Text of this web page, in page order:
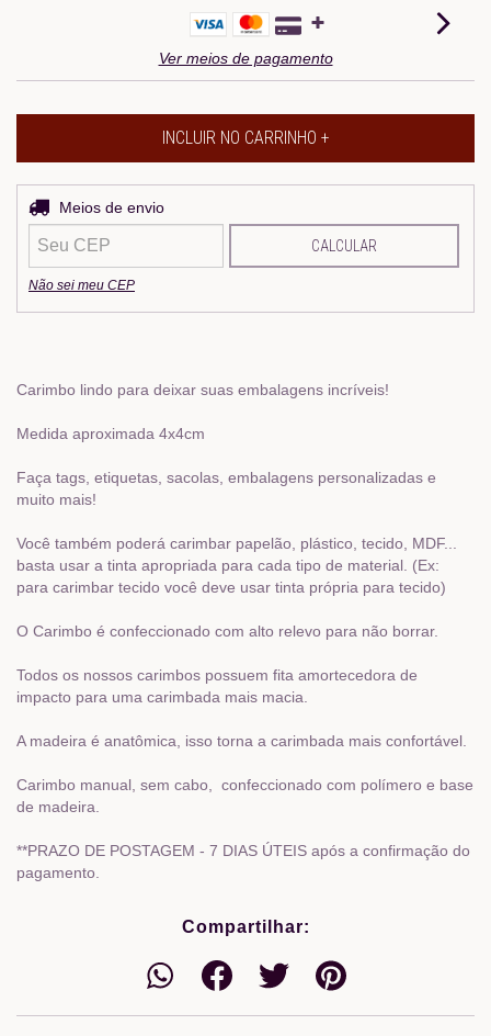
Ver meios de pagamento
Entregas para o CEP:
Meios de envio
CALCULAR
Não sei meu CEP
Carimbo lindo para deixar suas embalagens incríveis!
Medida aproximada 4x4cm
Faça tags, etiquetas, sacolas, embalagens personalizadas e
muito mais!
Você também poderá carimbar papelão, plástico, tecido, MDF...
basta usar a tinta apropriada para cada tipo de material. (Ex:
para carimbar tecido você deve usar tinta própria para tecido)
O Carimbo é confeccionado com alto relevo para não borrar.
Todos os nossos carimbos possuem fita amortecedora de
impacto para uma carimbada mais macia.
A madeira é anatômica, isso torna a carimbada mais confortável.
Carimbo manual, sem cabo, confeccionado com polímero e base
de madeira.
**PRAZO DE POSTAGEM - 7 DIAS ÚTEIS após a confirmação do
pagamento.
Compartilhar: